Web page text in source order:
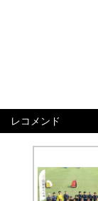
レコメンド